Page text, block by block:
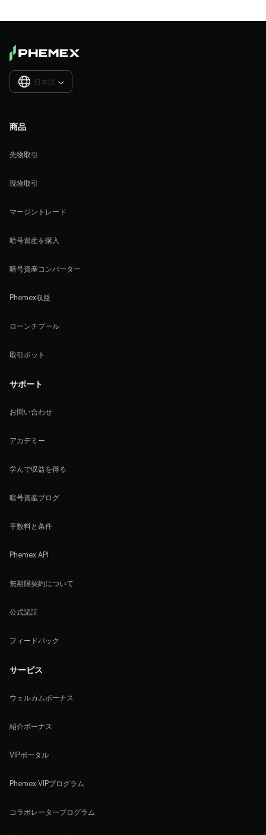
日本語 
商品
先物取引
現物取引
マージントレード
暗号資産を購入
暗号資産コンバーター
Phemex収益
ローンチプール
取引ボット
サポート
お問い合わせ
アカデミー
学んで収益を得る
暗号資産ブログ
手数料と条件
Phemex API
無期限契約について
公式認証
フィードバック
サービス
ウェルカムボーナス
紹介ボーナス
VIPポータル
Phemex VIPプログラム
コラボレータープログラム